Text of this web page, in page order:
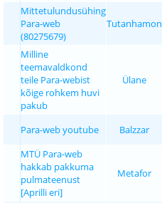
Mittetulundusühing
Para-web
(80275679)
Tutanhamon
Milline
teemavaldkond
teile Para-webist
kõige rohkem huvi
pakub
Ülane
Para-web youtube Balzzar
MTÜ Para-web
hakkab pakkuma
pulmateenust
[Aprilli eri]
Metafor